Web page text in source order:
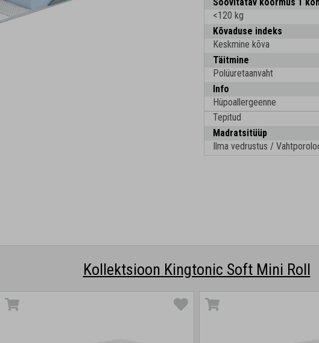
<120 kg
Kõvaduse indeks
Keskmine kõva
Täitmine
Polüuretaanvaht
Info
Hüpoallergeenne
Tepitud
Madratsitüüp
Ilma vedrustus /
Kollektsioon Kingtonic Soft Mini Roll